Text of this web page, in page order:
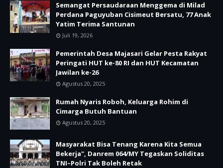
Semangat Persaudaraan Menggema di Milad
Perdana Paguyuban Cisimeut Bersatu, 77 Anak
Yatim Terima Santunan
Juli 19, 2026
Pemerintah Desa Majasari Gelar Pesta Rakyat
Peringati HUT ke-80 RI dan HUT Kecamatan
Jawilan ke-26
Agustus 20, 2025
Rumah Nyaris Roboh, Keluarga Rohim di
Cimarga Butuh Bantuan
Agustus 20, 2025
Masyarakat Bisa Tenang Karena Kita Semua
Bekerja", Danrem 064/MY Tegaskan Soliditas
TNI–Polri Tak Boleh Retak